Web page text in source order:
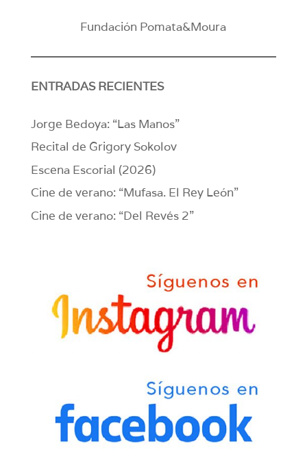
Fundación Pomata&Moura
ENTRADAS RECIENTES
Jorge Bedoya: “Las Manos”
Recital de Grigory Sokolov
Escena Escorial (2026)
Cine de verano: “Mufasa. El Rey León”
Cine de verano: “Del Revés 2”